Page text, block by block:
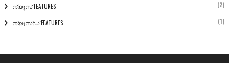
ന്യൂസ് FEATURES (2)
ന്യൂസ്ഡ് FEATURES (1)